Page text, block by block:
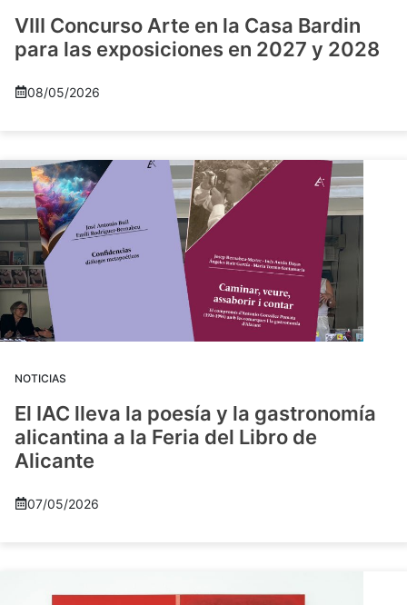
VIII Concurso Arte en la Casa Bardin
para las exposiciones en 2027 y 2028
08/05/2026
NOTICIAS
El IAC lleva la poesía y la gastronomía
alicantina a la Feria del Libro de
Alicante
07/05/2026